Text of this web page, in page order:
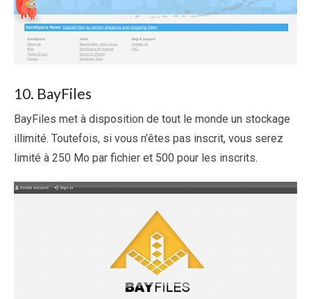
10. BayFiles
BayFiles met à disposition de tout le monde un stockage
illimité. Toutefois, si vous n’êtes pas inscrit, vous serez
limité à 250 Mo par fichier et 500 pour les inscrits.